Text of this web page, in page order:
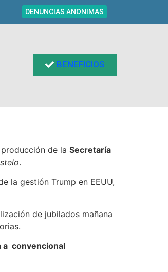
DENUNCIAS ANONIMAS
BENEFICIOS
de la Secretaría
.
la gestión Trump en EEUU,
de jubilados mañana
a convencional